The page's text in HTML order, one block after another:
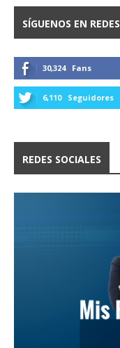
SÍGUENOS EN REDES
30,324 Fans
6,110 Seguidores
REDES SOCIALES